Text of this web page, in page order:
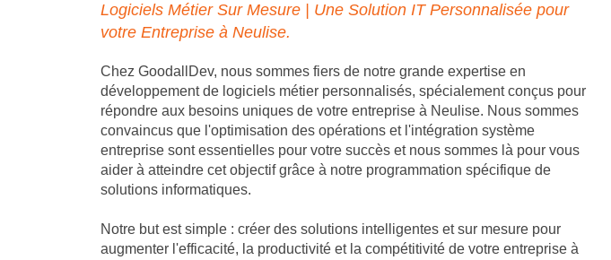
Logiciels Métier Sur Mesure | Une Solution IT Personnalisée pour
votre Entreprise à Neulise.
Chez GoodallDev, nous sommes fiers de notre grande expertise en
développement de logiciels métier personnalisés, spécialement conçus pour
répondre aux besoins uniques de votre entreprise à Neulise. Nous sommes
convaincus que l'optimisation des opérations et l'intégration système
entreprise sont essentielles pour votre succès et nous sommes là pour vous
aider à atteindre cet objectif grâce à notre programmation spécifique de
solutions informatiques.
Notre but est simple : créer des solutions intelligentes et sur mesure pour
augmenter l'efficacité, la productivité et la compétitivité de votre entreprise à